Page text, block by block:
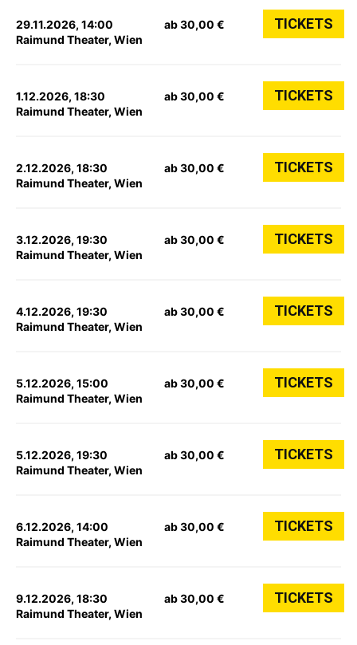
29.11.2026, 14:00
Raimund Theater, Wien
ab 30,00 € TICKETS
1.12.2026, 18:30
Raimund Theater, Wien
ab 30,00 € TICKETS
2.12.2026, 18:30
Raimund Theater, Wien
ab 30,00 € TICKETS
3.12.2026, 19:30
Raimund Theater, Wien
ab 30,00 € TICKETS
4.12.2026, 19:30
Raimund Theater, Wien
ab 30,00 € TICKETS
5.12.2026, 15:00
Raimund Theater, Wien
ab 30,00 € TICKETS
5.12.2026, 19:30
Raimund Theater, Wien
ab 30,00 € TICKETS
6.12.2026, 14:00
Raimund Theater, Wien
ab 30,00 € TICKETS
9.12.2026, 18:30
Raimund Theater, Wien
ab 30,00 € TICKETS